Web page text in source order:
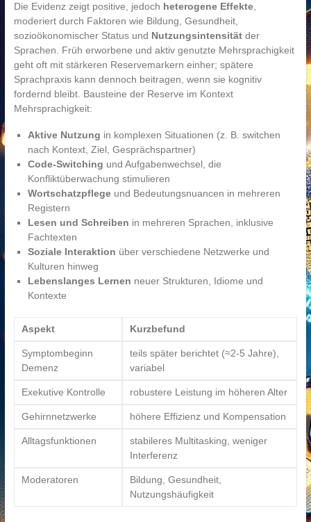
Die Evidenz zeigt positive, jedoch heterogene Effekte,
moderiert durch Faktoren wie Bildung, Gesundheit,
sozioökonomischer Status und Nutzungsintensitätder
Sprachen. Früh erworbene und aktiv genutzte Mehrsprachigkeit
geht oft mit stärkeren Reservemarkern einher; spätere
Sprachpraxis kann dennoch beitragen, wenn sie kognitiv
fordernd bleibt. Bausteine der Reserve im Kontext
Mehrsprachigkeit:
Aktive Nutzung in komplexen Situationen (z. B. switchen
nach Kontext, Ziel, Gesprächspartner)
Code-Switching und Aufgabenwechsel, die
Konfliktüberwachung stimulieren
Wortschatzpflegeund Bedeutungsnuancen in mehreren
Registern
Lesen und Schreiben in mehreren Sprachen, inklusive
Fachtexten
Soziale Interaktion über verschiedene Netzwerke und
Kulturen hinweg
Lebenslanges Lernen neuer Strukturen, Idiome und
Kontexte
Aspekt Kurzbefund
Symptombeginn
Demenz
teils später berichtet (≈2-5 Jahre),
variabel
Exekutive Kontrolle robustere Leistung im höheren Alter
Gehirnnetzwerke höhere Effizienz und Kompensation
Alltagsfunktionen
stabileres Multitasking, weniger
Interferenz
Moderatoren
Bildung, Gesundheit,
Nutzungshäufigkeit